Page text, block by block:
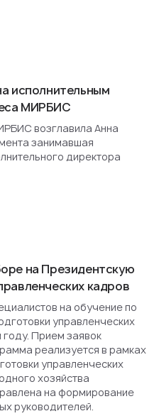
исполнительным
МИРБИС
возглавила Анна
занимавшая
директора
на Президентскую
кадров
на обучение по
управленческих
Прием заявок
реализуется в рамках
управленческих
хозяйства
на формирование
руководителей.